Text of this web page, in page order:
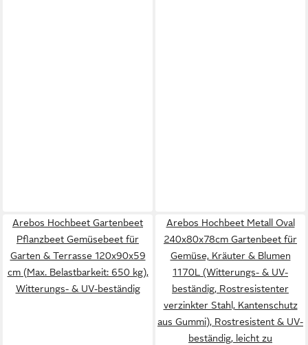
Arebos Hochbeet Gartenbeet
Pflanzbeet Gemüsebeet für
Garten & Terrasse 120x90x59
cm (Max. Belastbarkeit: 650 kg),
Witterungs- & UV-beständig
Arebos Hochbeet Metall Oval
240x80x78cm Gartenbeet für
Gemüse, Kräuter & Blumen
1170L (Witterungs- & UV-
beständig, Rostresistenter
verzinkter Stahl, Kantenschutz
aus Gummi), Rostresistent & UV-
beständig, leicht zu